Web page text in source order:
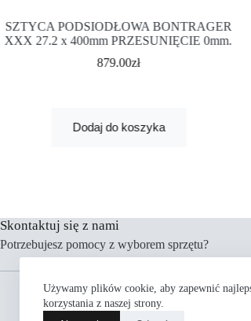
Używamy plików cookie, aby zapewnić
korzystania z naszej strony.
SZTYCA PODSIODŁOWA BONTRAGER
XXX 27.2 x 400mm PRZESUNIĘCIE 0mm.
879.00zł
Dodaj do koszyka
Skontaktuj się z nami
Potrzebujesz pomocy z wyborem sprzętu?